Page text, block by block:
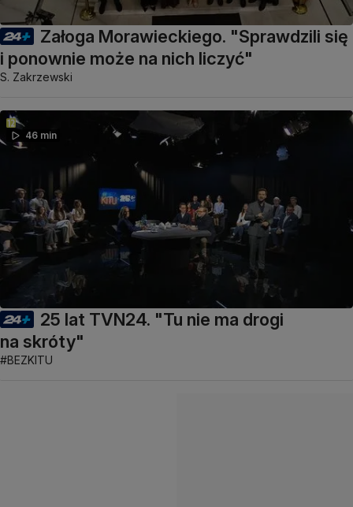
Załoga Morawieckiego. "Sprawdzili się
i ponownie może na nich liczyć"
S. Zakrzewski
46 min
25 lat TVN24. "Tu nie ma drogi
na skróty"
#BEZKITU